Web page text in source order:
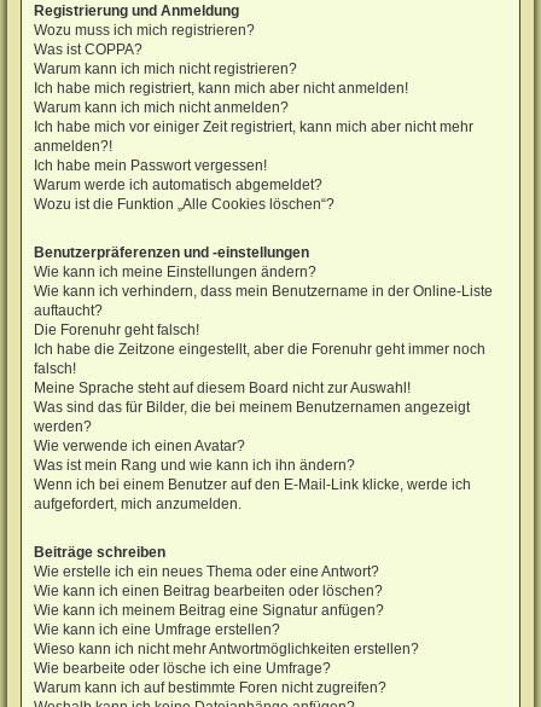
Registrierung und Anmeldung
Wozu muss ich mich registrieren?
Was ist COPPA?
Warum kann ich mich nicht registrieren?
Ich habe mich registriert, kann mich aber nicht anmelden!
Warum kann ich mich nicht anmelden?
Ich habe mich vor einiger Zeit registriert, kann mich aber nicht mehr
anmelden?!
Ich habe mein Passwort vergessen!
Warum werde ich automatisch abgemeldet?
Wozu ist die Funktion „Alle Cookies löschen“?
Benutzerpräferenzen und -einstellungen
Wie kann ich meine Einstellungen ändern?
Wie kann ich verhindern, dass mein Benutzername in der Online-Liste
auftaucht?
Die Forenuhr geht falsch!
Ich habe die Zeitzone eingestellt, aber die Forenuhr geht immer noch
falsch!
Meine Sprache steht auf diesem Board nicht zur Auswahl!
Was sind das für Bilder, die bei meinem Benutzernamen angezeigt
werden?
Wie verwende ich einen Avatar?
Was ist mein Rang und wie kann ich ihn ändern?
Wenn ich bei einem Benutzer auf den E-Mail-Link klicke, werde ich
aufgefordert, mich anzumelden.
Beiträge schreiben
Wie erstelle ich ein neues Thema oder eine Antwort?
Wie kann ich einen Beitrag bearbeiten oder löschen?
Wie kann ich meinem Beitrag eine Signatur anfügen?
Wie kann ich eine Umfrage erstellen?
Wieso kann ich nicht mehr Antwortmöglichkeiten erstellen?
Wie bearbeite oder lösche ich eine Umfrage?
Warum kann ich auf bestimmte Foren nicht zugreifen?